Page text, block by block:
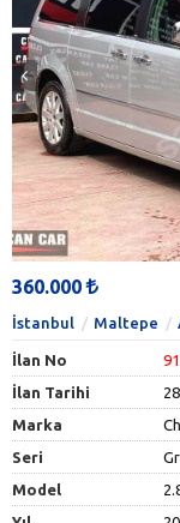
360.000
İstanbul Maltepe
İlan No
İlan Tarihi
Marka
Seri
Model